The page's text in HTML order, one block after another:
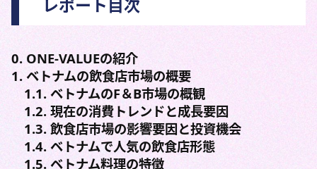
レポート目次
0. ONE-VALUEの紹介
1. ベトナムの飲食店市場の概要
1.1. ベトナムのF＆B市場の概観
1.2. 現在の消費トレンドと成長要因
1.3. 飲食店市場の影響要因と投資機会
1.4. ベトナムで人気の飲食店形態
1.5. ベトナム料理の特徴